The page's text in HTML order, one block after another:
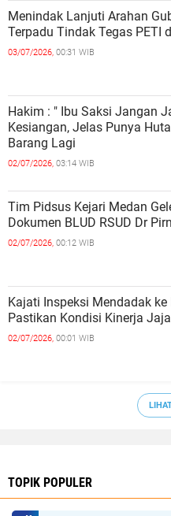
Menindak Lanjuti Arahan
Terpadu Tindak Tegas
03/07/2026, 00:31 WIB
Hakim : " Ibu Saksi Jangan
Kesiangan, Jelas Punya
Barang Lagi
02/07/2026, 03:14 WIB
Tim Pidsus Kejari Medan
Dokumen BLUD RSUD Dr
02/07/2026, 00:12 WIB
Kajati Inspeksi Mendadak ke
Pastikan Kondisi Kinerja
02/07/2026, 00:01 WIB
TOPIK POPULER